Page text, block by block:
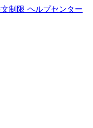
制限 ヘルプセンター